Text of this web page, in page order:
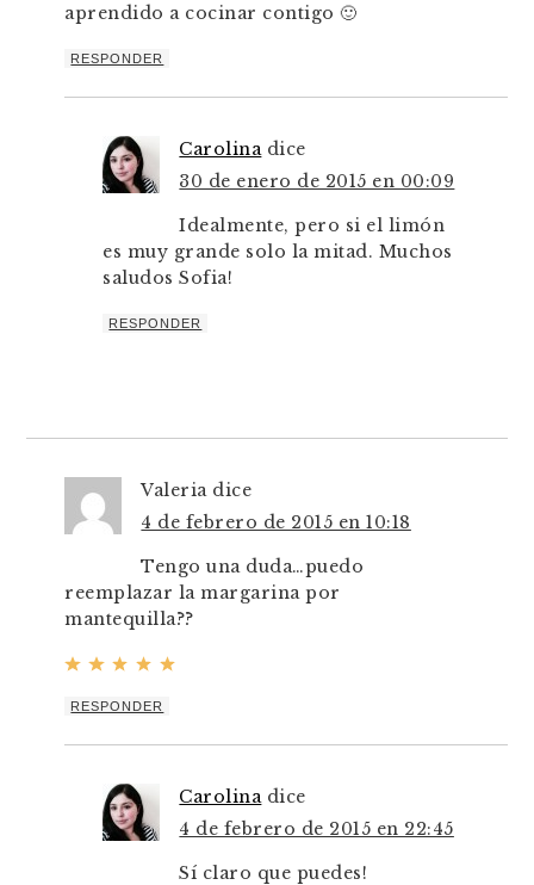
aprendido a cocinar contigo 🙂
RESPONDER
Carolina dice
30 de enero de 2015 en 00:09
Idealmente, pero si el limón
es muy grande solo la mitad. Muchos
saludos Sofia!
RESPONDER
Valeria dice
4 de febrero de 2015 en 10:18
Tengo una duda…puedo
reemplazar la margarina por
mantequilla??
RESPONDER
Carolina dice
4 de febrero de 2015 en 22:45
Sí claro que puedes!